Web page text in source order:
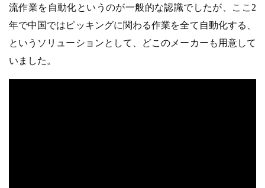
流作業を自動化というのが一般的な認識でしたが、ここ2
年で中国ではピッキングに関わる作業を全て自動化する、
というソリューションとして、どこのメーカーも用意して
いました。